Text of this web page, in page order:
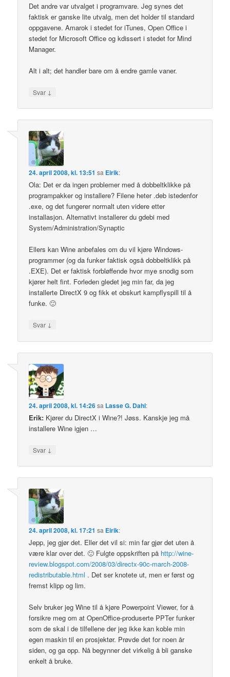
Det andre var utvalget i programvare. Jeg synes det
faktisk er ganske lite utvalg, men det holder til standard
oppgavene. Amarok i stedet for iTunes, Open Office i
stedet for Microsoft Office og kdissert i stedet for Mind
Manager.
Alt i alt; det handler bare om å endre gamle vaner.
Svar ↓
24. april 2008, kl. 13:51 sa Eirik:
Ola: Det er da ingen problemer med å dobbeltklikke på
programpakker og installere? Filene heter .deb istedenfor
.exe, og det fungerer normalt uten videre etter
installasjon. Alternativt installerer du gdebi med
System/Administration/Synaptic
Ellers kan Wine anbefales om du vil kjøre Windows-
programmer (og da funker faktisk også dobbeltklikk på
.EXE). Det er faktisk forbløffende hvor mye snodig som
kjører helt fint. Forleden gledet jeg min far, da jeg
installerte DirectX 9 og fikk et obskurt kampflyspill til å
funke. 🙂
Svar ↓
24. april 2008, kl. 14:26sa Lasse G. Dahl:
Erik: Kjører du DirectX i Wine?! Jøss. Kanskje jeg må
installere Wine igjen …
Svar ↓
24. april 2008, kl. 17:21 sa Eirik:
Jepp, jeg gjør det. Eller det vil si: min far gjør det uten å
være klar over det. 🙂 Fulgte oppskriften på http://wine-
review.blogspot.com/2008/03/directx-90c-march-2008-
redistributable.html . Det ser knotete ut, men er først og
fremst klipp og lim.
Selv bruker jeg Wine til å kjøre Powerpoint Viewer, for å
forsikre meg om at OpenOffice-produserte PPTer funker
som de skal i de tilfellene der jeg ikke kan koble min
egen maskin til en prosjektør. Prøvde det for noen år
siden, og ga opp. Nå begynner det virkelig å bli ganske
enkelt å bruke.